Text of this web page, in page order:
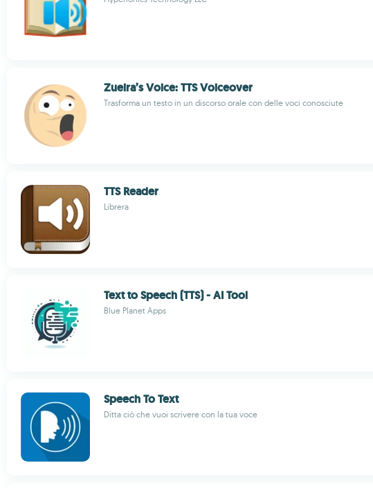
Zueira’s Voice: TTS Voiceover
Trasforma un testo in un discorso orale con delle voci conosciute
TTS Reader
Librera
Text to Speech (TTS) - AI Tool
Blue Planet Apps
Speech To Text
Ditta ciò che vuoi scrivere con la tua voce